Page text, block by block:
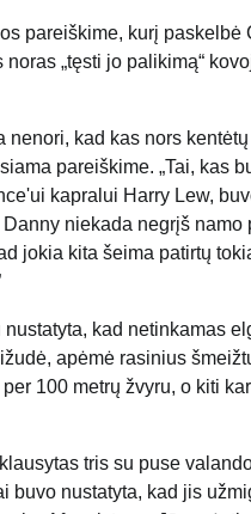
pareiškime, kurį paskelbė
noras „tęsti jo palikimą“
nenori, kad kas nors
pareiškime. „Tai, kas
kapralui Harry Lew,
niekada negrįš namo
jokia kita šeima patirtų
nustatyta, kad netinkamas
apėmė rasinius
100 metrų žvyru, o kiti
tris su puse
buvo nustatyta, kad jis